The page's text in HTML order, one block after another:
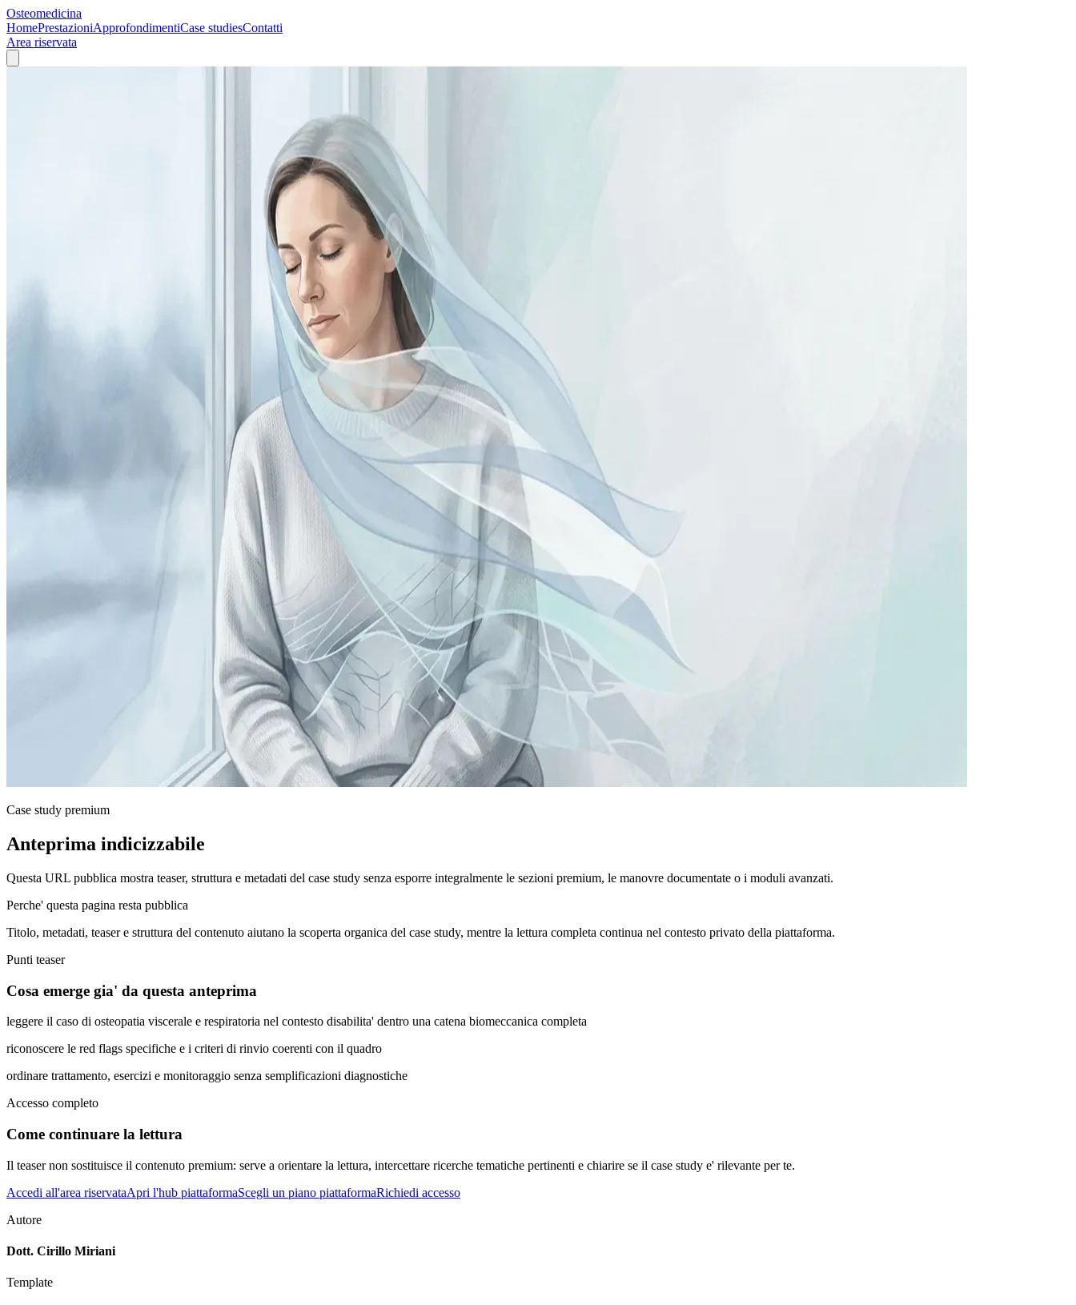
Osteomedicina
HomePrestazioniApprofondimentiCase studiesContatti
Area riservata
Case study premium
Anteprima indicizzabile
Questa URL pubblica mostra teaser, struttura e metadati del case study senza esporre integralmente le sezioni premium, le manovre documentate o i moduli avanzati.
Perche' questa pagina resta pubblica
Titolo, metadati, teaser e struttura del contenuto aiutano la scoperta organica del case study, mentre la lettura completa continua nel contesto privato della piattaforma.
Punti teaser
Cosa emerge gia' da questa anteprima
leggere il caso di osteopatia viscerale e respiratoria nel contesto disabilita' dentro una catena biomeccanica completa
riconoscere le red flags specifiche e i criteri di rinvio coerenti con il quadro
ordinare trattamento, esercizi e monitoraggio senza semplificazioni diagnostiche
Accesso completo
Come continuare la lettura
Il teaser non sostituisce il contenuto premium: serve a orientare la lettura, intercettare ricerche tematiche pertinenti e chiarire se il case study e' rilevante per te.
Accedi all'area riservataApri l'hub piattaformaScegli un piano piattaformaRichiedi accesso
Autore
Dott. Cirillo Miriani
Template